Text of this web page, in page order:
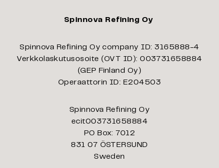
Spinnova Refining Oy
Spinnova Refining Oy company ID: 3165888-4
Verkkolaskutusosoite (OVT ID): 003731658884
(GEP Finland Oy)
Operaattorin ID: E204503
Spinnova Refining Oy
ecit003731658884
PO Box: 7012
831 07 ÖSTERSUND
Sweden